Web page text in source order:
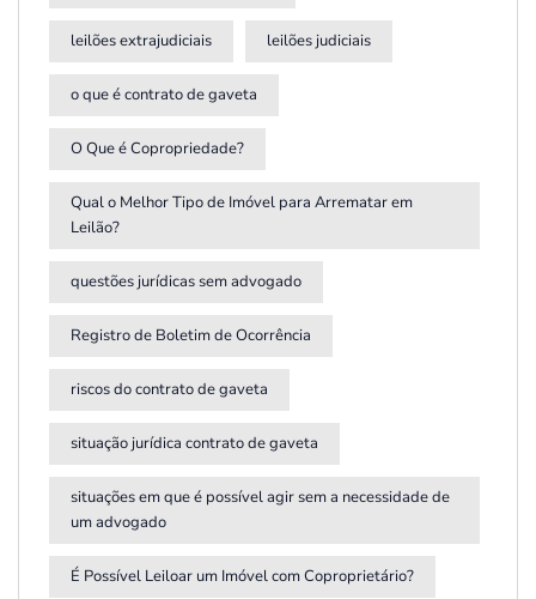
leilões extrajudiciais leilões judiciais
o que é contrato de gaveta
O Que é Copropriedade?
Qual o Melhor Tipo de Imóvel para Arrematar em
Leilão?
questões jurídicas sem advogado
Registro de Boletim de Ocorrência
riscos do contrato de gaveta
situação jurídica contrato de gaveta
situações em que é possível agir sem a necessidade de
um advogado
É Possível Leiloar um Imóvel com Coproprietário?